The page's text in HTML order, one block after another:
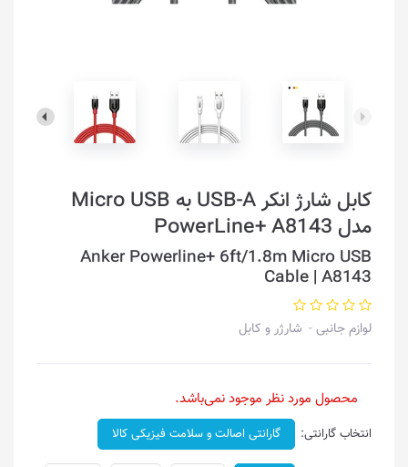
کابل شارژ انکر USB-A به Micro USB
مدل PowerLine+ A8143
Anker Powerline+ 6ft/1.8m Micro USB
Cable | A8143
لوازم جانبی شارژر و کابل
محصول مورد نظر موجود نمی‌باشد.
انتخاب گارانتی: گارانتی اصالت و سلامت فیزیکی کالا